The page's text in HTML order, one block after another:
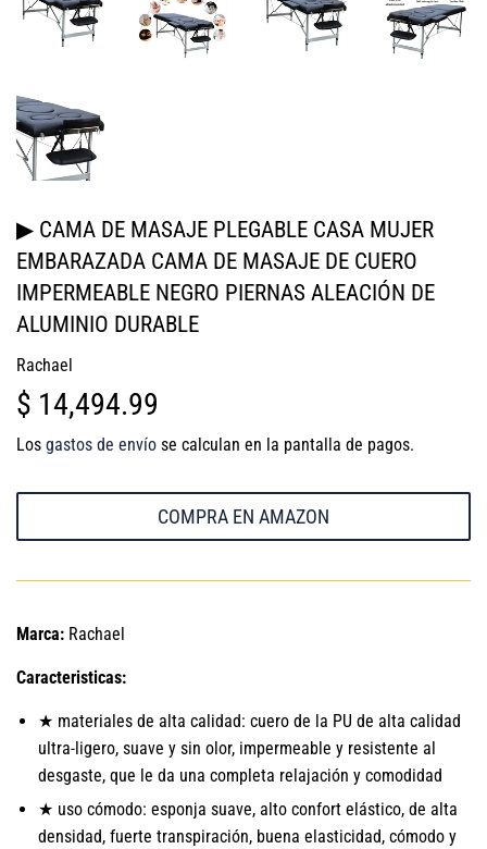
▶ CAMA DE MASAJE PLEGABLE CASA MUJER
EMBARAZADA CAMA DE MASAJE DE CUERO
IMPERMEABLE NEGRO PIERNAS ALEACIÓN DE
ALUMINIO DURABLE
Rachael
$ 14,494.99
14,494.99
Los gastos de envío se calculan en la pantalla de pagos.
COMPRA EN AMAZON
Marca: Rachael
Caracteristicas:
★ materiales de alta calidad: cuero de la PU de alta calidad
ultra-ligero, suave y sin olor, impermeable y resistente al
desgaste, que le da una completa relajación y comodidad
★ uso cómodo: esponja suave, alto confort elástico, de alta
densidad, fuerte transpiración, buena elasticidad, cómodo y